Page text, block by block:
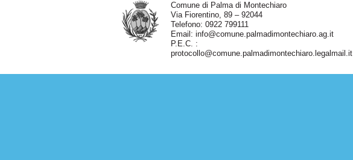
Comune di Palma di Montechiaro
Via Fiorentino, 89 – 92044
Telefono: 0922 799111
Email: info@comune.palmadimontechiaro.ag.it
P.E.C. :
protocollo@comune.palmadimontechiaro.legalmail.it